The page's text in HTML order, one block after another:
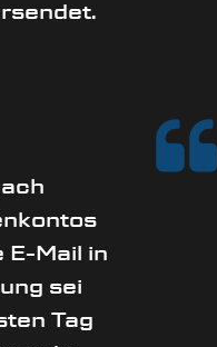
E-Mail in
sei
Tag